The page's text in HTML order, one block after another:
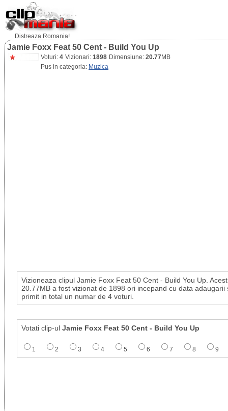
Distreaza Romania!
Jamie Foxx Feat 50 Cent - Build You Up
Voturi: 4 Vizionari: 1898 Dimensiune: 20.77MB
Pus in categoria: Muzica
Vizioneaza clipul Jamie Foxx Feat 50 Cent - Build You Up.
20.77MB a fost vizionat de 1898 ori incepand cu data adaugarii
primit in total un numar de 4 voturi.
Votati clip-ul Jamie Foxx Feat 50 Cent - Build You Up
1 2 3 4 5 6 7 8 9